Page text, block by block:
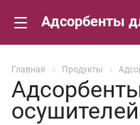
Главная Продукты
осушителей